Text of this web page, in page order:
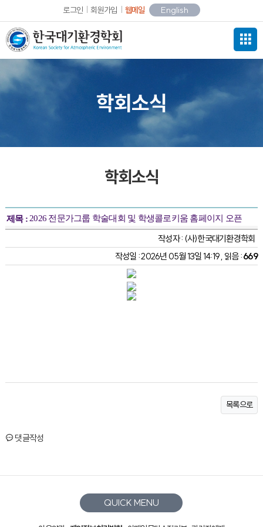
로그인 회원가입 웹메일 English
학회소식
학회소식
제목 :2026 전문가그룹 학술대회 및 학생콜로키움 홈페이지 오픈
작성자 : (사)한국대기환경학회
작성일 : 2026년 05월 13일 14:19 , 읽음 :669
목록으로
댓글작성
QUICK MENU